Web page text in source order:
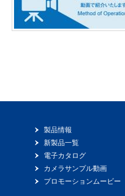
製品情報
新製品一覧
電子カタログ
カメラサンプル動画
プロモーションムービー